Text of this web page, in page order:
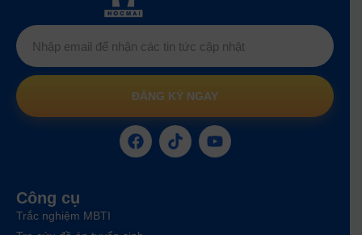
ĐĂNG KÝ NGAY
Công cụ
Trắc nghiệm MBTI